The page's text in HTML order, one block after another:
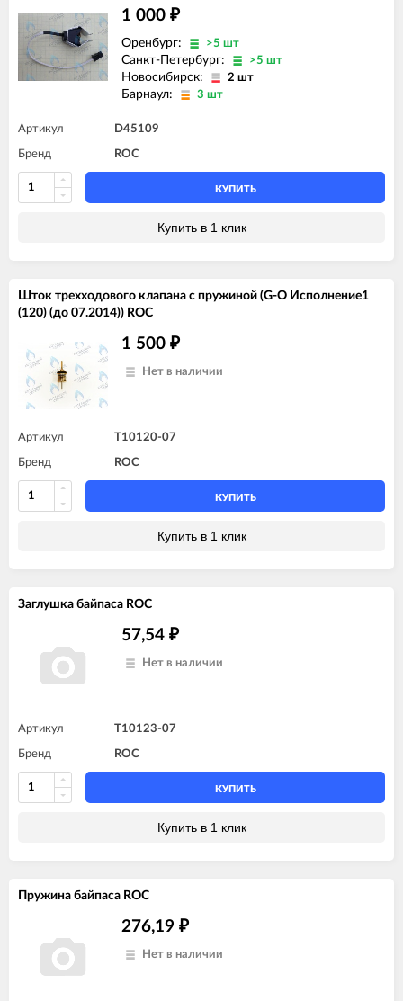
1 000 ₽
Оренбург: >5 шт
Санкт-Петербург: >5 шт
Новосибирск: 2 шт
Барнаул: 3 шт
Артикул D45109
Бренд ROC
КУПИТЬ
Купить в 1 клик
Шток трехходового клапана с пружиной (G-O Исполнение1
(120) (до 07.2014)) ROC
1 500 ₽
Нет в наличии
Артикул T10120-07
Бренд ROC
КУПИТЬ
Купить в 1 клик
Заглушка байпаса ROC
57,54 ₽
Нет в наличии
Артикул T10123-07
Бренд ROC
КУПИТЬ
Купить в 1 клик
Пружина байпаса ROC
276,19 ₽
Нет в наличии